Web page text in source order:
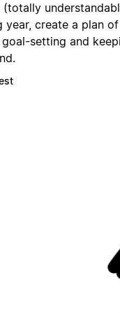
(totally
year, create a plan
setting and